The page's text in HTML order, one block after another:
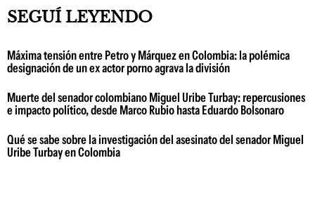
SEGUÍ LEYENDO
Máxima tensión entre Petro y Márquez en Colombia: la polémica
designación de un ex actor porno agrava la división
Muerte del senador colombiano Miguel Uribe Turbay: repercusiones
e impacto político, desde Marco Rubio hasta Eduardo Bolsonaro
Qué se sabe sobre la investigación del asesinato del senador Miguel
Uribe Turbay en Colombia